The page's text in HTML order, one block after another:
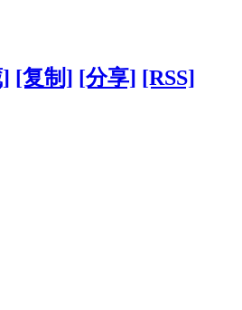
[复制] [分享] [RSS]